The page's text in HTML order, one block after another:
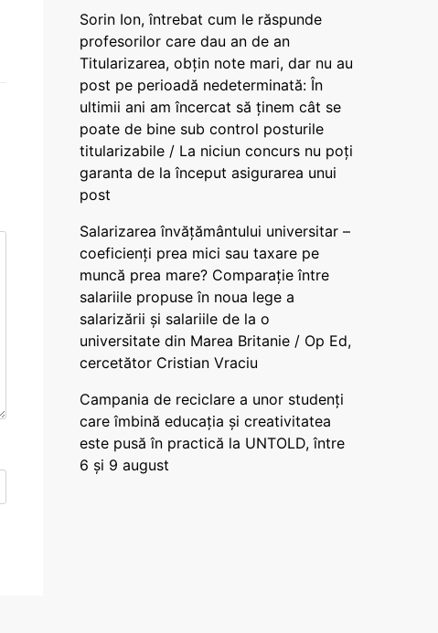
Sorin Ion, întrebat cum le răspunde
profesorilor care dau an de an
Titularizarea, obțin note mari, dar nu au
post pe perioadă nedeterminată: În
ultimii ani am încercat să ținem cât se
poate de bine sub control posturile
titularizabile / La niciun concurs nu poți
garanta de la început asigurarea unui
post
Salarizarea învățământului universitar –
coeficienți prea mici sau taxare pe
muncă prea mare? Comparație între
salariile propuse în noua lege a
salarizării și salariile de la o
universitate din Marea Britanie / Op Ed,
cercetător Cristian Vraciu
Campania de reciclare a unor studenți
care îmbină educația și creativitatea
este pusă în practică la UNTOLD, între
6 și 9 august